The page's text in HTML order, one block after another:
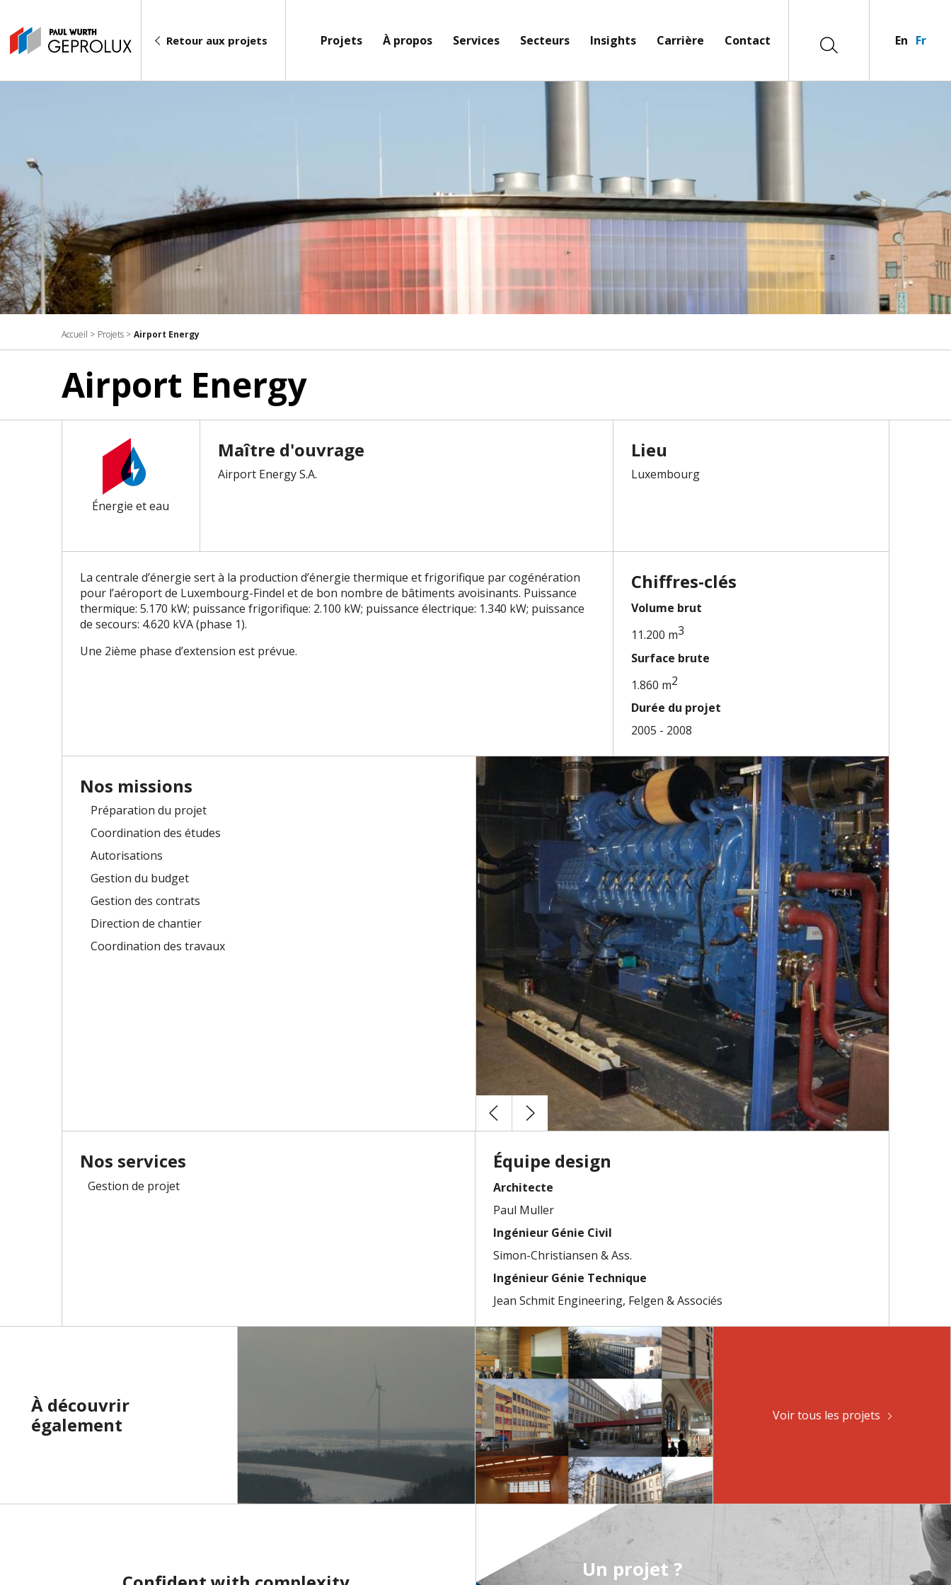
Retour aux projets En Fr
Projets À propos Services Secteurs Insights Carrière Contact
Accueil > Projets > Airport Energy
Airport Energy
Énergie et eau
Maître d'ouvrage
Airport Energy S.A.
Lieu
Luxembourg
La centrale d’énergie sert à la production d’énergie thermique et frigorifique par cogénération
pour l’aéroport de Luxembourg-Findel et de bon nombre de bâtiments avoisinants. Puissance
thermique: 5.170 kW; puissance frigorifique: 2.100 kW; puissance électrique: 1.340 kW; puissance
de secours: 4.620 kVA (phase 1).
Une 2ième phase d’extension est prévue.
Chiffres-clés
Volume brut
11.200 m3
Surface brute
1.860 m2
Durée du projet
2005 - 2008
Nos missions
Préparation du projet
Coordination des études
Autorisations
Gestion du budget
Gestion des contrats
Direction de chantier
Coordination des travaux
Nos services
Gestion de projet
Équipe design
Architecte
Paul Muller
Ingénieur Génie Civil
Simon-Christiansen & Ass.
Ingénieur Génie Technique
Jean Schmit Engineering, Felgen & Associés
À découvrir
également
Voir tous les projets
Un projet ?